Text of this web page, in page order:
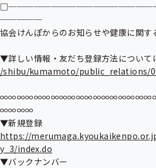
─────
協会けんぽからのお知らせや健康に関す
/shibu/kumamoto/public_relations/
∞∞∞∞
https://
y_3/index.do